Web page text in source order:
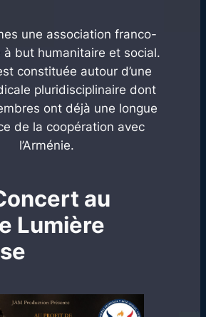
une association franco-
à but humanitaire et social.
constituée autour d’une
pluridisciplinaire dont
ont déjà une longue
de la coopération avec
l’Arménie.
au
Lumière